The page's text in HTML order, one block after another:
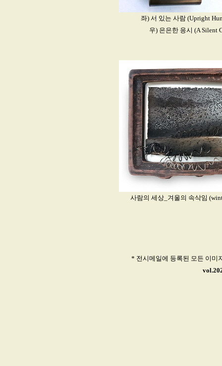
좌) 서 있는 사람 (Upright
우) 은은한 응시 (A Silent
사람의 세상_겨울의 속삭임
* 전시메일에 등록된 모든 이미